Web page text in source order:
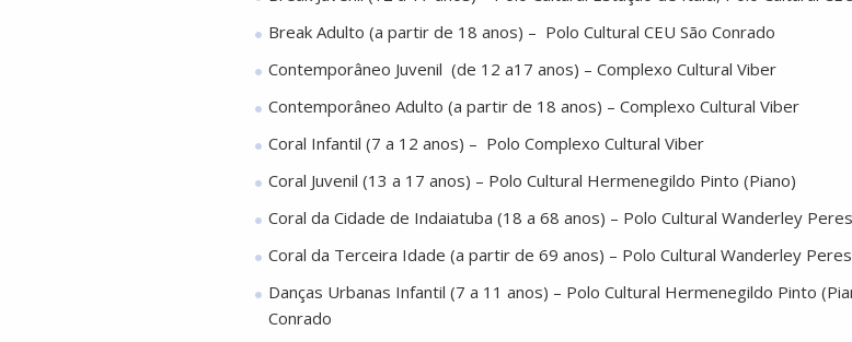
Break Adulto (a partir de 18 anos) – Polo Cultural CEU São Conrado
Contemporâneo Juvenil (de 12 a17 anos) – Complexo Cultural Viber
Contemporâneo Adulto (a partir de 18 anos) – Complexo Cultural Viber
Coral Infantil (7 a 12 anos) – Polo Complexo Cultural Viber
Coral Juvenil (13 a 17 anos) – Polo Cultural Hermenegildo Pinto (Piano)
Coral da Cidade de Indaiatuba (18 a 68 anos) – Polo Cultural Wanderley Peres
Coral da Terceira Idade (a partir de 69 anos) – Polo Cultural Wanderley Peres
Danças Urbanas Infantil (7 a 11 anos) – Polo Cultural Hermenegildo Pinto
Conrado